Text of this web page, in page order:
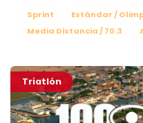
Sprint Estándar /
Media Distancia / 70.3
Triatlón